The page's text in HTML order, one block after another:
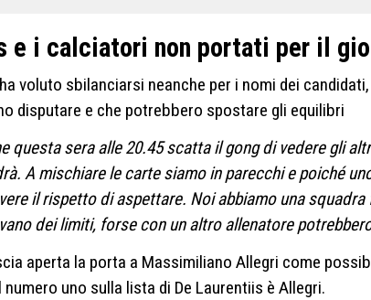
e i calciatori non portati per il
voluto sbilanciarsi neanche per i nomi dei
disputare e che potrebbero spostare gli equilibri
questa sera alle 20.45 scatta il gong di vedere gli
A mischiare le carte siamo in parecchi e poiché
il rispetto di aspettare. Noi abbiamo una
dei limiti, forse con un altro allenatore
aperta la porta a Massimiliano Allegri come
uno sulla lista di De Laurentiis è Allegri.